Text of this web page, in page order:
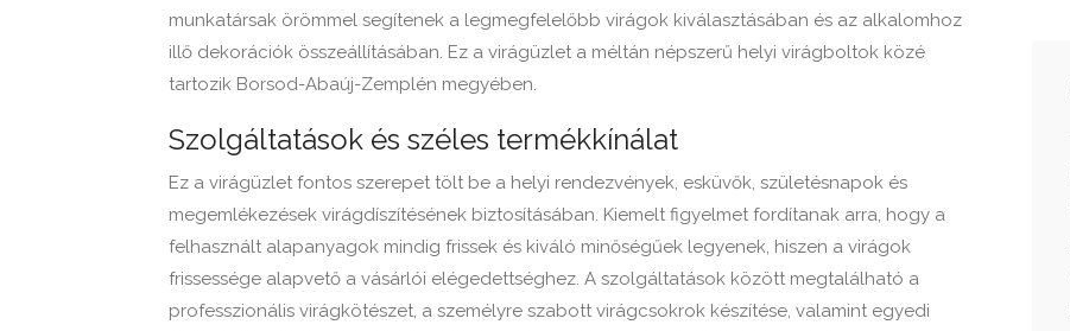
munkatársak örömmel segítenek a legmegfelelőbb virágok kiválasztásában és az alkalomhoz
illő dekorációk összeállításában. Ez a virágüzlet a méltán népszerű helyi virágboltok közé
tartozik Borsod-Abaúj-Zemplén megyében.
Szolgáltatások és széles termékkínálat
Ez a virágüzlet fontos szerepet tölt be a helyi rendezvények, esküvők, születésnapok és
megemlékezések virágdíszítésének biztosításában. Kiemelt figyelmet fordítanak arra, hogy a
felhasznált alapanyagok mindig frissek és kiváló minőségűek legyenek, hiszen a virágok
frissessége alapvető a vásárlói elégedettséghez. A szolgáltatások között megtalálható a
professzionális virágkötészet, a személyre szabott virágcsokrok készítése, valamint egyedi